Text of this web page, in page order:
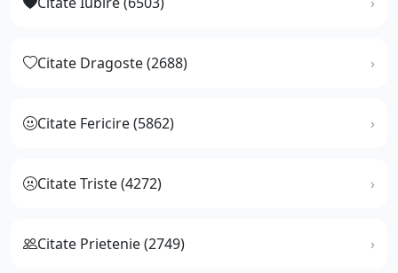
Citate Dragoste (2688)
Citate Fericire (5862)
Citate Triste (4272)
Citate Prietenie (2749)